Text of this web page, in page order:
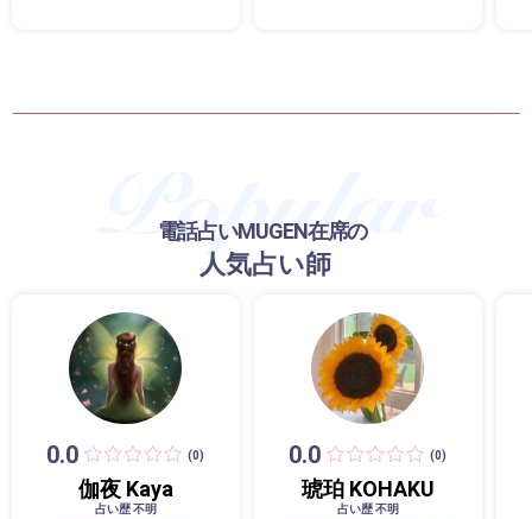
電話占いMUGEN在席の
人気占い師
0.0 (0)
伽夜 Kaya
占い歴 不明
0.0 (0)
琥珀 KOHAKU
占い歴 不明